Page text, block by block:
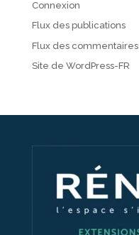
Connexion
Flux des publications
Flux des commentaires
Site de WordPress-FR